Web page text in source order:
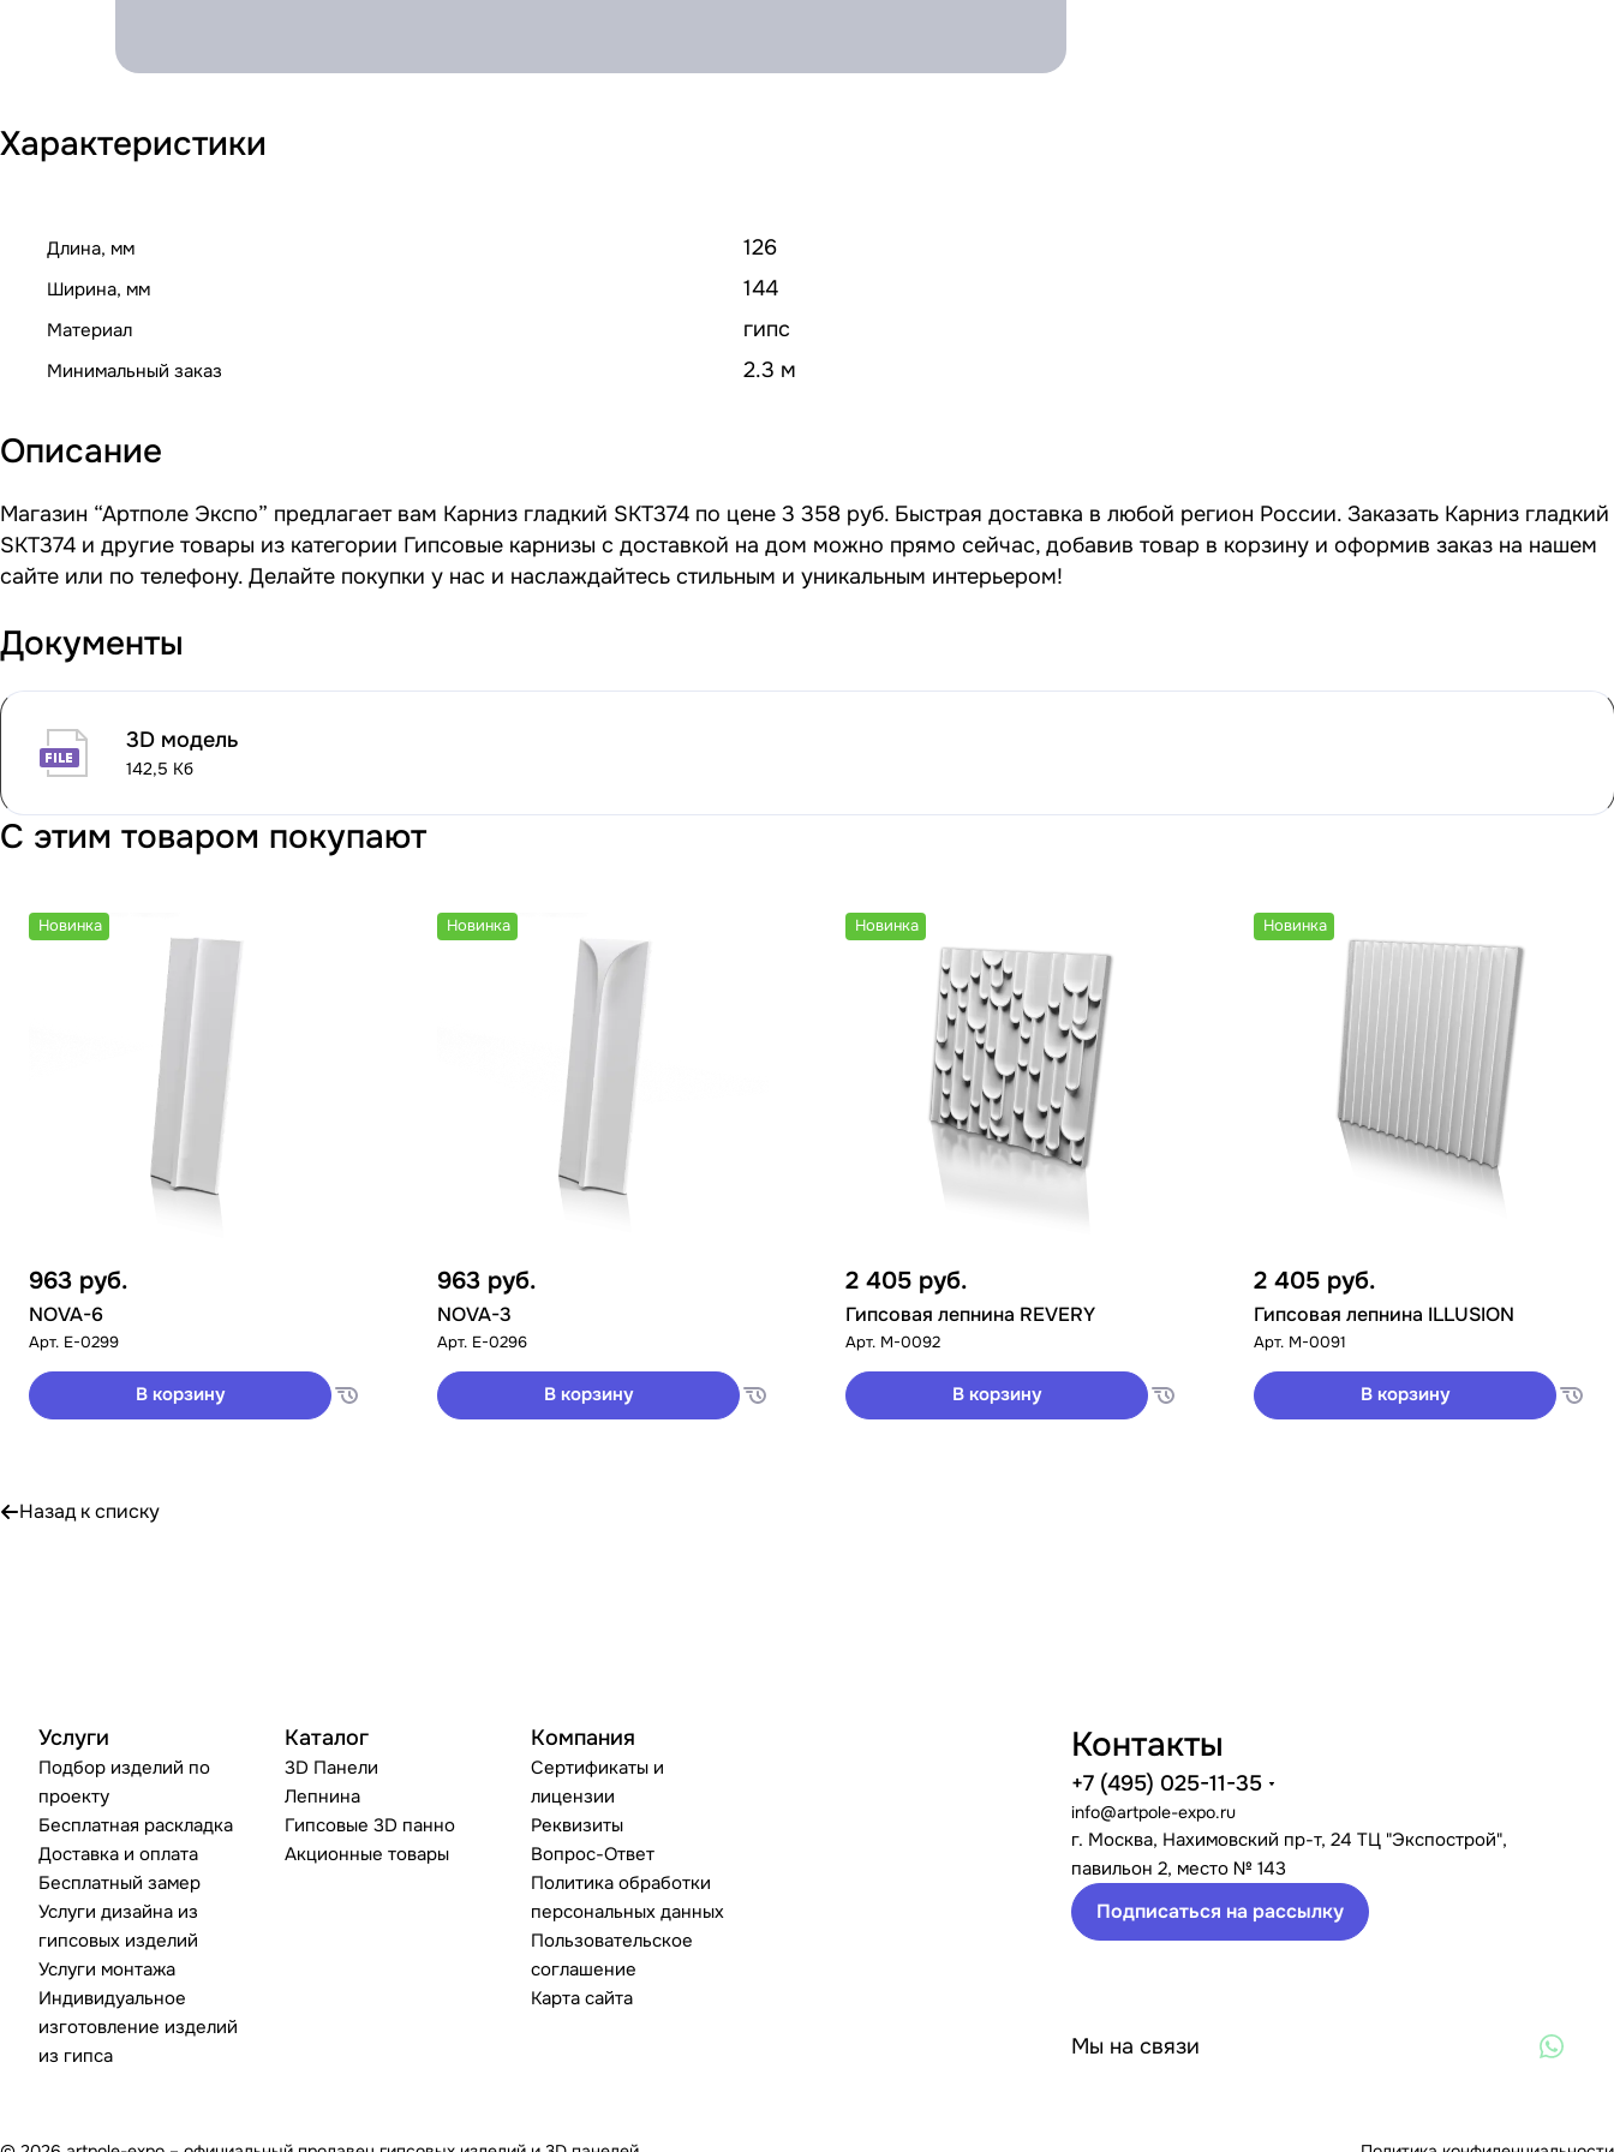
Характеристики
Длина, мм 126
Ширина, мм 144
Материал гипс
Минимальный заказ 2.3 м
Описание
Магазин “Артполе Экспо” предлагает вам Карниз гладкий SKT374 по цене 3 358 руб. Быстрая доставка в любой регион России. Заказать Карниз гладкий
SKT374 и другие товары из категории Гипсовые карнизы с доставкой на дом можно прямо сейчас, добавив товар в корзину и оформив заказ на нашем
сайте или по телефону. Делайте покупки у нас и наслаждайтесь стильным и уникальным интерьером!
Документы
3D модель
142,5 Кб
С этим товаром покупают
Новинка
963 руб.
NOVA-6
Арт. E-0299
В корзину
Новинка
963 руб.
NOVA-3
Арт. E-0296
В корзину
Новинка
2 405 руб.
Гипсовая лепнина REVERY
Арт. M-0092
В корзину
Новинка
2 405 руб.
Гипсовая лепнина ILLUSION
Арт. M-0091
В корзину
Назад к списку
Услуги
Подбор изделий по
проекту
Бесплатная раскладка
Доставка и оплата
Бесплатный замер
Услуги дизайна из
гипсовых изделий
Услуги монтажа
Индивидуальное
изготовление изделий
из гипса
Каталог
3D Панели
Лепнина
Гипсовые 3D панно
Акционные товары
Компания
Сертификаты и
лицензии
Реквизиты
Вопрос-Ответ
Политика обработки
персональных данных
Пользовательское
соглашение
Карта сайта
Контакты
+7 (495) 025-11-35
info@artpole-expo.ru
г. Москва, Нахимовский пр-т, 24 ТЦ "Экспострой",
павильон 2, место № 143
Подписаться на рассылку
Мы на связи